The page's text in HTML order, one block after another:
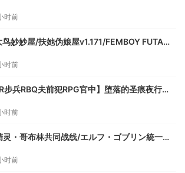
IRISZOOM 引擎，玩家可以从战术鸟瞰
车辆和部队。地图根据 1944 年诺曼底的
计而成，需要现实战术和战略来保护和控
略、火力上超越对手：
斗群定制到部队定位和作战行动都需要计
势，玩家需要争取获得 – 并保持上风。
+全cg存档 [PC+安卓]
时前
时前
步兵RBQ夫前犯RPG官中】堕落的圣痕夜行传
夸克
时前
时前